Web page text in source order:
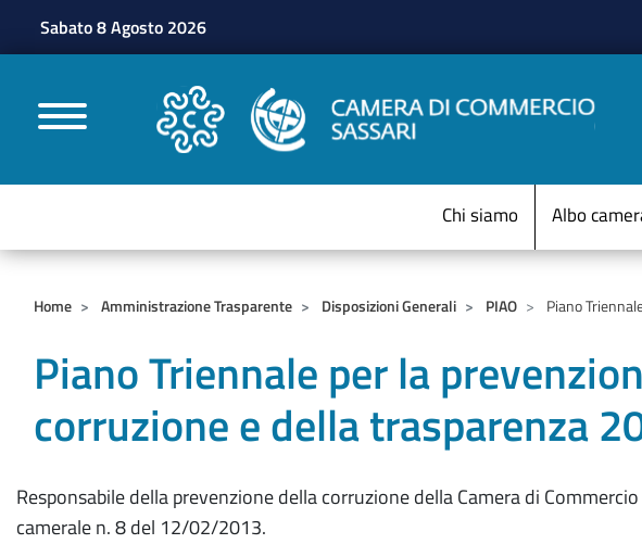
Sabato 8 Agosto 2026
CAMERE DI COMMERCIO
Chi siamo Albo
Home Amministrazione Trasparente Disposizioni Generali PIAO Piano
Piano Triennale per la
corruzione e della trasparenza
Responsabile della prevenzione della corruzione della Camera di
camerale n. 8 del 12/02/2013.